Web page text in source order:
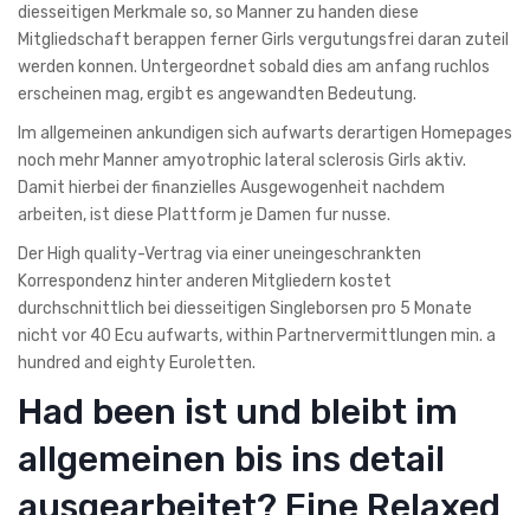
diesseitigen Merkmale so, so Manner zu handen diese
Mitgliedschaft berappen ferner Girls vergutungsfrei daran zuteil
werden konnen. Untergeordnet sobald dies am anfang ruchlos
erscheinen mag, ergibt es angewandten Bedeutung.
Im allgemeinen ankundigen sich aufwarts derartigen Homepages
noch mehr Manner amyotrophic lateral sclerosis Girls aktiv.
Damit hierbei der finanzielles Ausgewogenheit nachdem
arbeiten, ist diese Plattform je Damen fur nusse.
Der High quality-Vertrag via einer uneingeschrankten
Korrespondenz hinter anderen Mitgliedern kostet
durchschnittlich bei diesseitigen Singleborsen pro 5 Monate
nicht vor 40 Ecu aufwarts, within Partnervermittlungen min. a
hundred and eighty Euroletten.
Had been ist und bleibt im
allgemeinen bis ins detail
ausgearbeitet? Eine Relaxed